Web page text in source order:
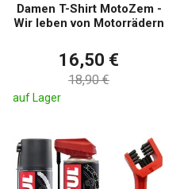
Damen T-Shirt MotoZem -
Wir leben von Motorrädern
16,50 €
18,90 €
auf Lager